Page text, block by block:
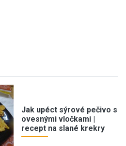
Jak upéct sýrové pečivo s
ovesnými vločkami |
recept na slané krekry